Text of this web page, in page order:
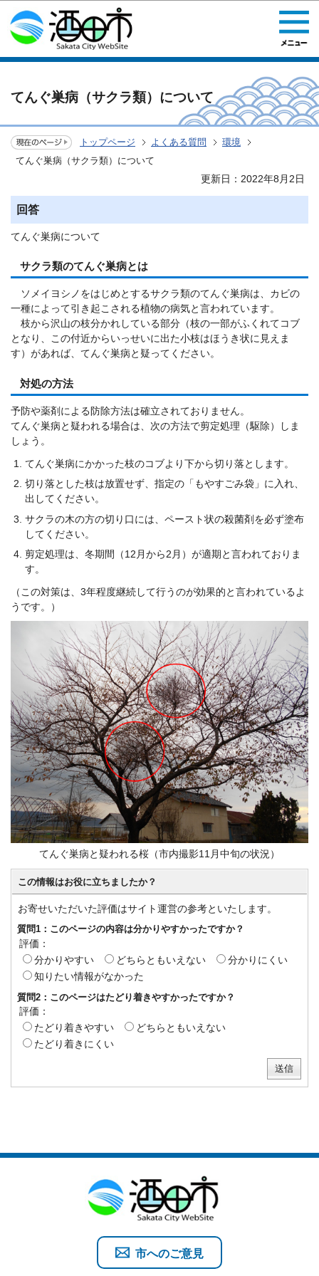
このページの本文へ移動
てんぐ巣病（サクラ類）について
トップページ よくある質問
環境
てんぐ巣病（サクラ類）について
更新日：2022年8月2日
回答
てんぐ巣病について
サクラ類のてんぐ巣病とは
ソメイヨシノをはじめとするサクラ類のてんぐ巣病は、カビの
一種によって引き起こされる植物の病気と言われています。
枝から沢山の枝分かれしている部分（枝の一部がふくれてコブ
となり、この付近からいっせいに出た小枝はほうき状に見えま
す）があれば、てんぐ巣病と疑ってください。
対処の方法
予防や薬剤による防除方法は確立されておりません。
てんぐ巣病と疑われる場合は、次の方法で剪定処理（駆除）しま
しょう。
てんぐ巣病にかかった枝のコブより下から切り落とします。
切り落とした枝は放置せず、指定の「もやすごみ袋」に入れ、
出してください。
サクラの木の方の切り口には、ペースト状の殺菌剤を必ず塗布
してください。
剪定処理は、冬期間（12月から2月）が適期と言われておりま
す。
（この対策は、3年程度継続して行うのが効果的と言われているよ
うです。）
てんぐ巣病と疑われる桜（市内撮影11月中旬の状況）
この情報はお役に立ちましたか？
お寄せいただいた評価はサイト運営の参考といたします。
質問1：このページの内容は分かりやすかったですか？
評価：
分かりやすい
どちらともいえない
分かりにくい
知りたい情報がなかった
質問2：このページはたどり着きやすかったですか？
評価：
たどり着きやすい
どちらともいえない
たどり着きにくい
市へのご意見